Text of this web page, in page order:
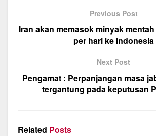
b
k
A
gr
a
m
Previous Post
Iran akan memasok minyak
per hari ke Indonesia
Next Post
Pengamat : Perpanjangan masa
tergantung pada keputusan
Related Posts